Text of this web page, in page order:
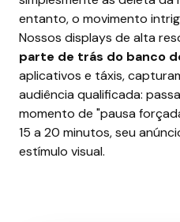
entanto, o movimento
Nossos displays de alta
parte de trás do banco
aplicativos e táxis,
audiência qualificada:
momento de "pausa
15 a 20 minutos, seu
estímulo visual.